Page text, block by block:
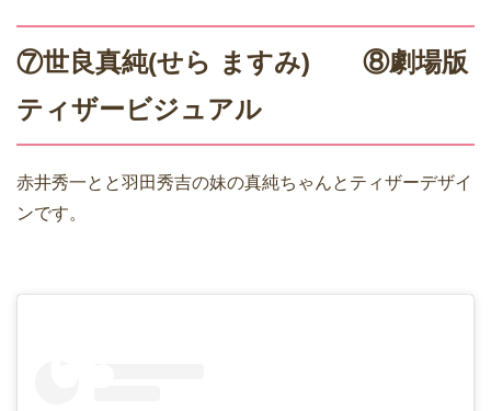
⑦世良真純(せら ますみ) ⑧劇場版
ティザービジュアル
赤井秀一とと羽田秀吉の妹の真純ちゃんとティザーデザイ
ンです。